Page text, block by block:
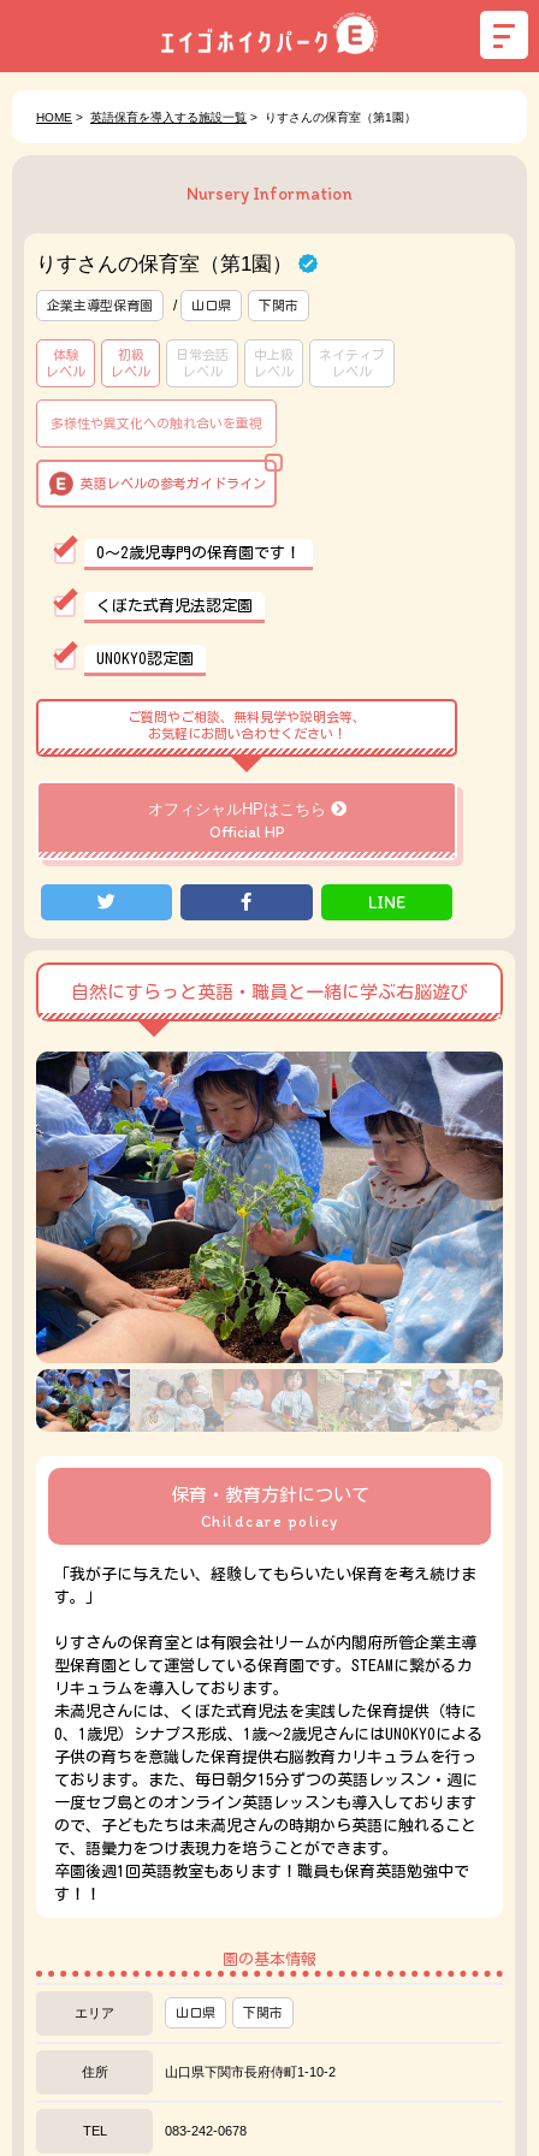
HOME > 英語保育を導入する施設一覧 > りすさんの保育室（第1園）
Nursery Information
りすさんの保育室（第1園）
企業主導型保育園 / 山口県 下関市
体験
レベル
初級
レベル
日常会話
レベル
中上級
レベル
ネイティブ
レベル
多様性や異文化への触れ合いを重視
英語レベルの参考ガイドライン
0〜2歳児専門の保育園です！
くぼた式育児法認定園
UNOKYO認定園
ご質問やご相談、無料見学や説明会等、
お気軽にお問い合わせください！
オフィシャルHPはこちら
Official HP
LINE
自然にすらっと英語・職員と一緒に学ぶ右脳遊び
保育・教育方針について
Childcare policy
「我が子に与えたい、経験してもらいたい保育を考え続けま
す。」
りすさんの保育室とは有限会社リームが内閣府所管企業主導
型保育園として運営している保育園です。STEAMに繋がるカ
リキュラムを導入しております。
未満児さんには、くぼた式育児法を実践した保育提供（特に
0、1歳児）シナプス形成、1歳～2歳児さんにはUNOKYOによる
子供の育ちを意識した保育提供右脳教育カリキュラムを行っ
ております。また、毎日朝夕15分ずつの英語レッスン・週に
一度セブ島とのオンライン英語レッスンも導入しております
ので、子どもたちは未満児さんの時期から英語に触れること
で、語彙力をつけ表現力を培うことができます。
卒園後週1回英語教室もあります！職員も保育英語勉強中で
す！！
園の基本情報
エリア 山口県 下関市
住所 山口県下関市長府侍町1-10-2
TEL 083-242-0678